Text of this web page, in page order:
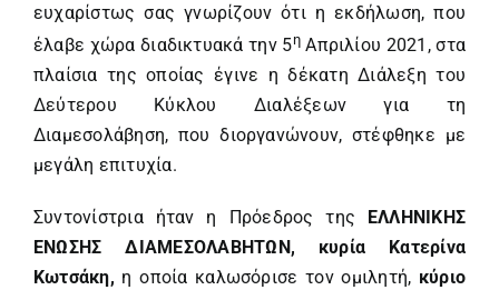
ευχαρίστως σας γνωρίζουν ότι η εκδήλωση, που
έλαβε χώρα διαδικτυακά την 5ηΑπριλίου 2021, στα
πλαίσια της οποίας έγινε η δέκατη Διάλεξη του
Δεύτερου Κύκλου Διαλέξεων για τη
Διαμεσολάβηση, που διοργανώνουν, στέφθηκε με
μεγάλη επιτυχία.
Συντονίστρια ήταν η Πρόεδρος της ΕΛΛΗΝΙΚΗΣ
ΕΝΩΣΗΣ ΔΙΑΜΕΣΟΛΑΒΗΤΩΝ, κυρία Κατερίνα
Κωτσάκη, η οποία καλωσόρισε τον ομιλητή, κύριο